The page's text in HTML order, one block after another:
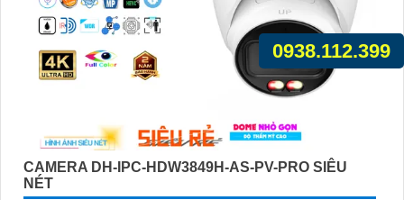
CAMERA DH-IPC-HDW3849H-AS-PV-PRO SIÊU
NÉT
0938.112.399